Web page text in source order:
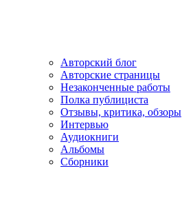
Авторский блог
Авторские страницы
Незаконченные работы
Полка публициста
Отзывы, критика, обзоры
Интервью
Аудиокниги
Альбомы
Сборники